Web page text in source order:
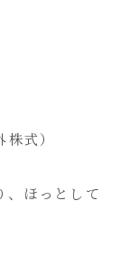
式）
、ほっとして